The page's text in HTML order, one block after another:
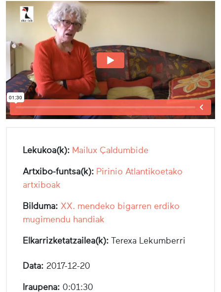
Lekukoa(k): Mailux Çaldumbide
Artxibo-funtsa(k): Pirinio Atlantikoetako
artxiboak
Bilduma: XX. mendeko bigarren erdiko
mugimendu handiak
Elkarrizketatzailea(k): Terexa Lekumberri
Data: 2017-12-20
Iraupena: 0:01:30